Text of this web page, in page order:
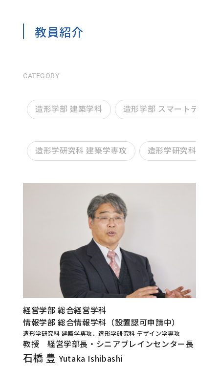
教員紹介
CATEGORY
造形学部 建築学科 造形学部 スマートデザイ
造形学研究科 建築学専攻 造形学研究科 デザ
経営学部 総合経営学科
情報学部 総合情報学科（設置認可申請中）
造形学研究科 建築学専攻、造形学研究科 デザイン学専攻
教授 経営学部長・シニアブレインセンター長
石橋 豊Yutaka Ishibashi